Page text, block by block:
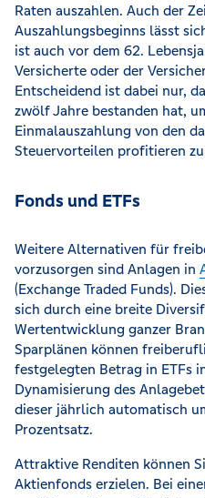
Raten auszahlen. Auch der
Auszahlungsbeginns lässt
ist auch vor dem 62.
Versicherte oder der
Entscheidend ist dabei nur,
zwölf Jahre bestanden hat,
Einmalauszahlung von den
Steuervorteilen profitieren
Fonds und ETFs
Weitere Alternativen für
vorzusorgen sind Anlagen in
(Exchange Traded Funds).
sich durch eine breite
Wertentwicklung ganzer
Sparplänen können
festgelegten Betrag in ETFs
Dynamisierung des
dieser jährlich automatisch
Prozentsatz.
Attraktive Renditen können
Aktienfonds erzielen. Bei